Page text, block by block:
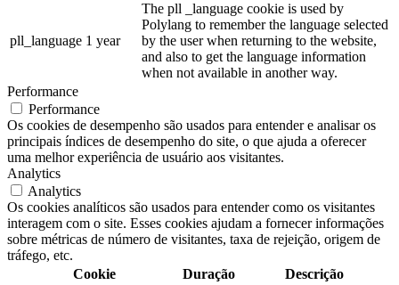
pll_language 1 year
The pll _language cookie is used by
Polylang to remember the language selected
by the user when returning to the website,
and also to get the language information
when not available in another way.
Performance
Performance
Os cookies de desempenho são usados para entender e analisar os
principais índices de desempenho do site, o que ajuda a oferecer
uma melhor experiência de usuário aos visitantes.
Analytics
Analytics
Os cookies analíticos são usados para entender como os visitantes
interagem com o site. Esses cookies ajudam a fornecer informações
sobre métricas de número de visitantes, taxa de rejeição, origem de
tráfego, etc.
Cookie
Duração Descrição